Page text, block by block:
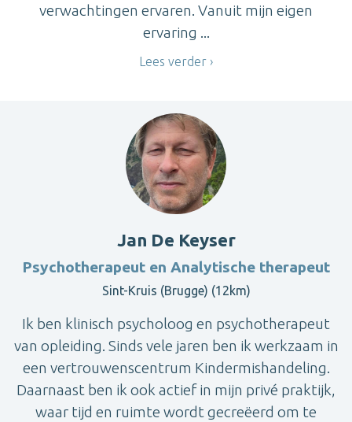
verwachtingen ervaren. Vanuit mijn eigen
ervaring ...
Lees verder
Jan De Keyser
Psychotherapeut en Analytische therapeut
Sint-Kruis (Brugge) (12km)
Ik ben klinisch psycholoog en psychotherapeut
van opleiding. Sinds vele jaren ben ik werkzaam in
een vertrouwenscentrum Kindermishandeling.
Daarnaast ben ik ook actief in mijn privé praktijk,
waar tijd en ruimte wordt gecreëerd om te